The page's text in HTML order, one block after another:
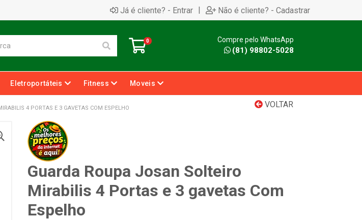
Já é cliente? - Entrar | Não é cliente? - Cadastrar
0 Compre pelo WhatsApp
(81) 98802-5028
Eletroportáteis Fitness Moveis
VOLTAR
4 PORTAS E 3 GAVETAS COM ESPELHO
Guarda Roupa Josan Solteiro
Mirabilis 4 Portas e 3 gavetas Com
Espelho